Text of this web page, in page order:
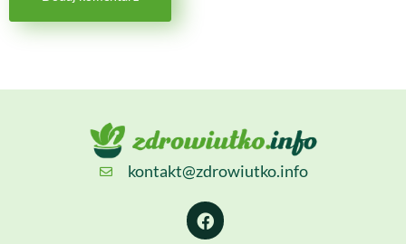
kontakt@zdrowiutko.info